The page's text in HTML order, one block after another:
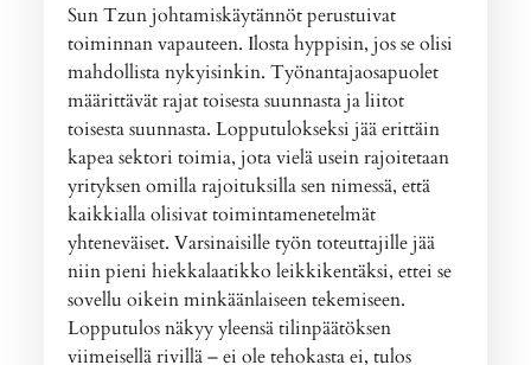
Sun Tzun johtamiskäytännöt perustuivat
toiminnan vapauteen. Ilosta hyppisin, jos se olisi
mahdollista nykyisinkin. Työnantajaosapuolet
määrittävät rajat toisesta suunnasta ja liitot
toisesta suunnasta. Lopputulokseksi jää erittäin
kapea sektori toimia, jota vielä usein rajoitetaan
yrityksen omilla rajoituksilla sen nimessä, että
kaikkialla olisivat toimintamenetelmät
yhteneväiset. Varsinaisille työn toteuttajille jää
niin pieni hiekkalaatikko leikkikentäksi, ettei se
sovellu oikein minkäänlaiseen tekemiseen.
Lopputulos näkyy yleensä tilinpäätöksen
viimeisellä rivillä – ei ole tehokasta ei, tulos